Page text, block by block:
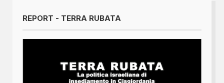
REPORT - TERRA RUBATA